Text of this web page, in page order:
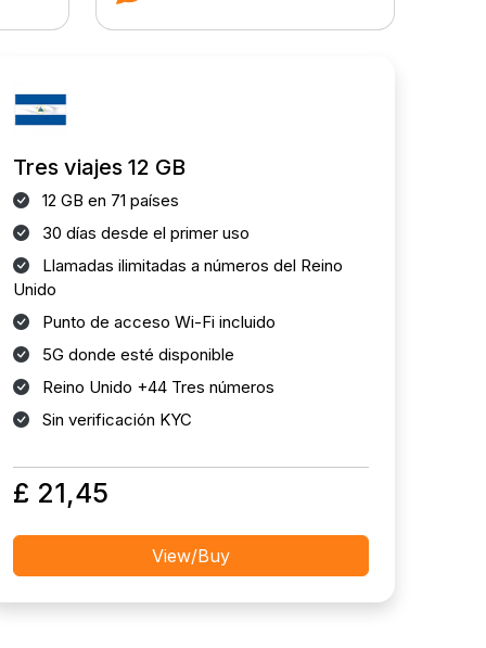
Tres viajes 12 GB
12 GB en 71 países
30 días desde el primer uso
Llamadas ilimitadas a números del Reino
Unido
Punto de acceso Wi-Fi incluido
5G donde esté disponible
Reino Unido +44 Tres números
Sin verificación KYC
£ 21,45
View/Buy